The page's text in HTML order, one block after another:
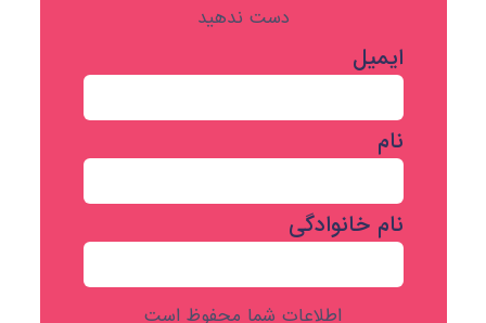
دست ندهید
ایمیل
نام
نام خانوادگی
اطلاعات شما محفوظ است